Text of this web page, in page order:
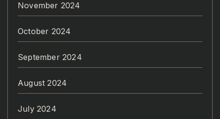
November 2024
October 2024
September 2024
August 2024
July 2024